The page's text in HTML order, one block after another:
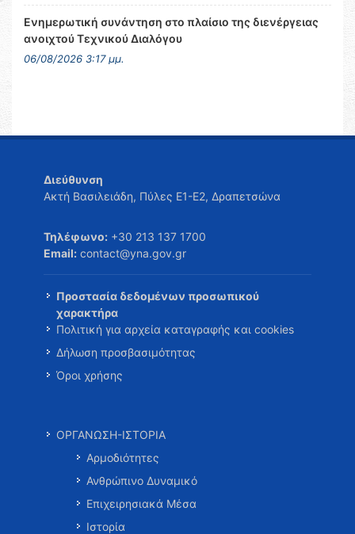
Ενημερωτική συνάντηση στο πλαίσιο της διενέργειας
ανοιχτού Τεχνικού Διαλόγου
06/08/2026 3:17 μμ.
Διεύθυνση
Ακτή Βασιλειάδη, Πύλες Ε1-Ε2, Δραπετσώνα
Τηλέφωνο: +30 213 137 1700
Email: contact@yna.gov.gr
Προστασία δεδομένων προσωπικού
χαρακτήρα
Πολιτική για αρχεία καταγραφής και cookies
Δήλωση προσβασιμότητας
Όροι χρήσης
ΟΡΓΑΝΩΣΗ-ΙΣΤΟΡΙΑ
Αρμοδιότητες
Ανθρώπινο Δυναμικό
Επιχειρησιακά Μέσα
Ιστορία